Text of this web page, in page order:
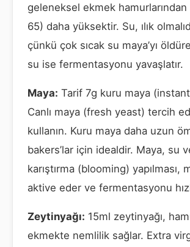
geleneksel ekmek
65) daha yüksektir. Su, ılık
çünkü çok sıcak su maya’yı
su ise fermentasyonu yavaşlatır.
Maya: Tarif 7g kuru maya
Canlı maya (fresh yeast) tercih
kullanın. Kuru maya daha uzun
bakers’lar için idealdir. Maya, su
karıştırma (blooming) yapılması,
aktive eder ve fermentasyonu
Zeytinyağı: 15ml zeytinyağı,
ekmekte nemlilik sağlar. Extra